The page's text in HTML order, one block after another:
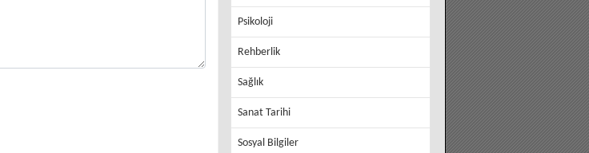
Psikoloji
Rehberlik
Sağlık
Sanat Tarihi
Sosyal Bilgiler